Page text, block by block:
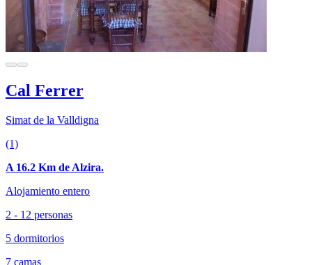
Cal Ferrer
Simat de la Valldigna
(1)
A 16.2 Km de Alzira.
Alojamiento entero
2 - 12 personas
5 dormitorios
7 camas